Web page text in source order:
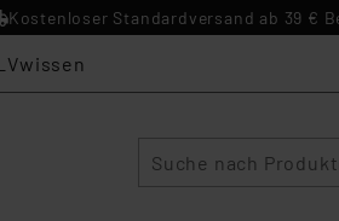
Kostenloser Standardversand ab 39 €